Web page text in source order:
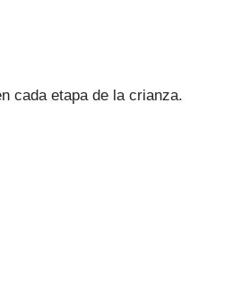
cada etapa de la crianza.